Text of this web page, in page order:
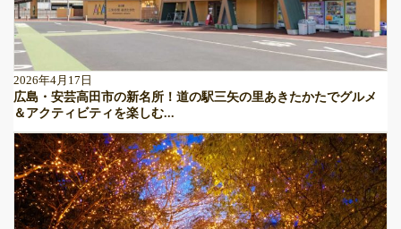
2026年4月17日
広島・安芸高田市の新名所！道の駅三矢の里あきたかたでグルメ
＆アクティビティを楽しむ...